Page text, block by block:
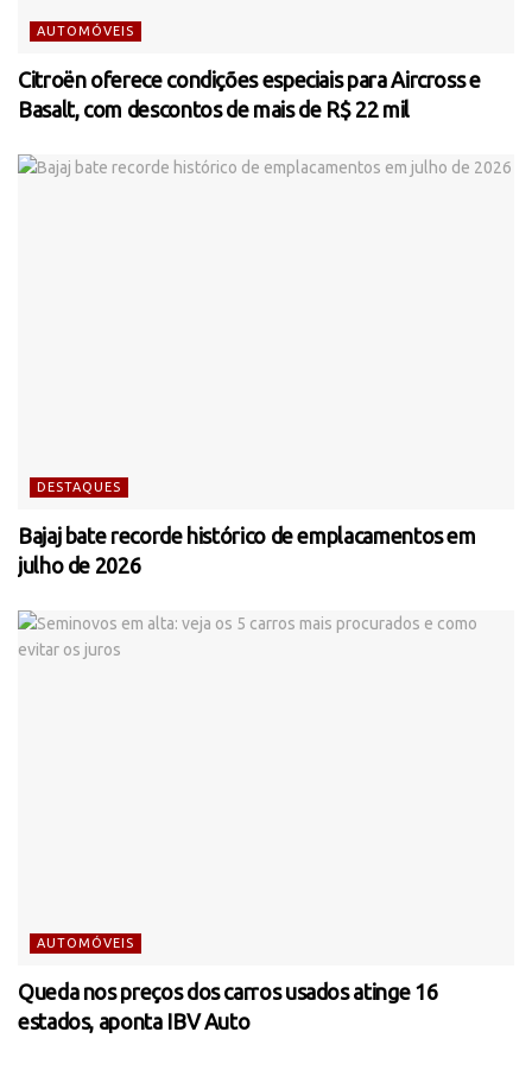
AUTOMÓVEIS
Citroën oferece condições especiais para Aircross e
Basalt, com descontos de mais de R$ 22 mil
DESTAQUES
Bajaj bate recorde histórico de emplacamentos em
julho de 2026
AUTOMÓVEIS
Queda nos preços dos carros usados atinge 16
estados, aponta IBV Auto